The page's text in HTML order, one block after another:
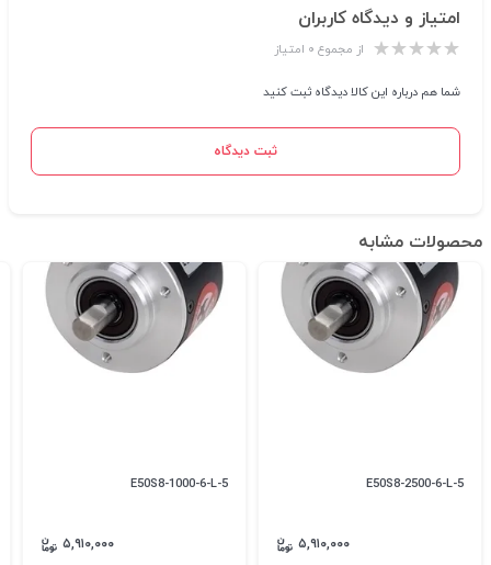
امتیاز و دیدگاه کاربران
از مجموع ۰ امتیاز
شما هم درباره این کالا دیدگاه ثبت کنید
ثبت دیدگاه
محصولات مشابه
E50S8-2500-6-L-5
۵,۹۱۰,۰۰۰
E50S8-1000-6-L-5
۵,۹۱۰,۰۰۰